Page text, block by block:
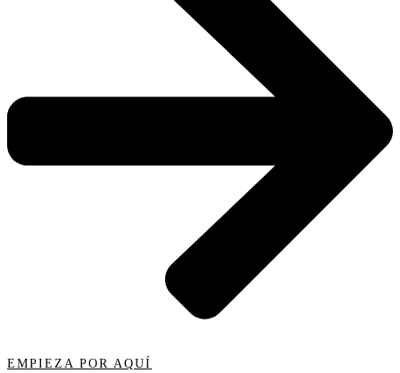
EMPIEZA POR AQUÍ